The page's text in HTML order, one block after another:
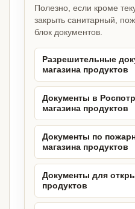
Полезно, если кроме
закрыть санитарный,
блок документов.
Разрешительные
магазина продуктов
Документы в
магазина продуктов
Документы по
магазина продуктов
Документы для
продуктов